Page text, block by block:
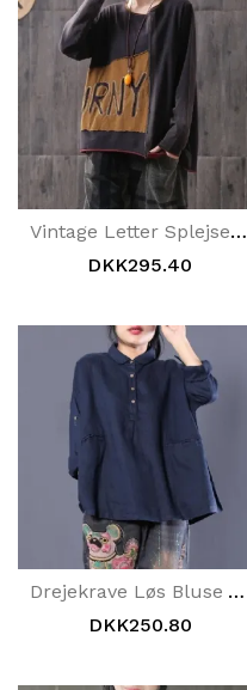
Vintage Letter Splejset Løs Uregelmæssig Bluse
DKK295.40
Drejekrave Løs Bluse Af Bomuldshør
DKK250.80